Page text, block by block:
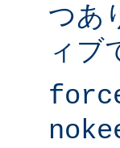
つあ
ィブ